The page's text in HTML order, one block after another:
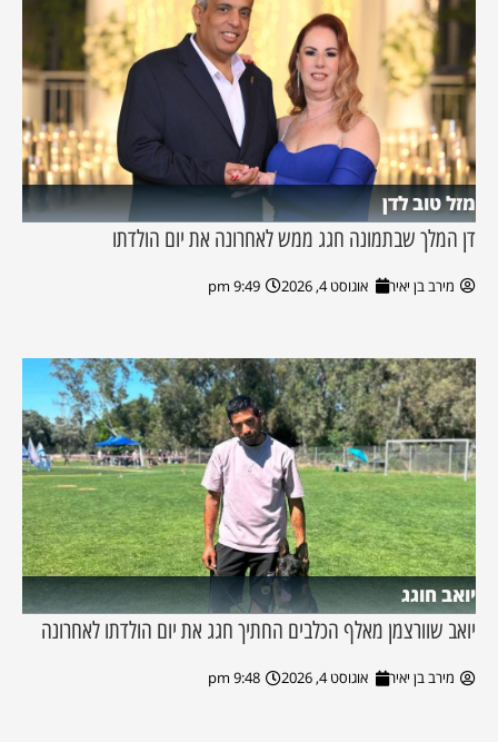
מזל טוב לדן
דן המלך שבתמונה חגג ממש לאחרונה את יום הולדתו
מירב בן יאיר אוגוסט 4, 2026 9:49 pm
יואב חוגג
יואב שוורצמן מאלף הכלבים החתיך חגג את יום הולדתו לאחרונה
מירב בן יאיר אוגוסט 4, 2026 9:48 pm